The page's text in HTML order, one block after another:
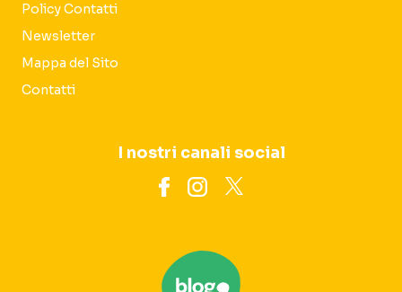
Policy Contatti
Newsletter
Mappa del Sito
Contatti
I nostri canali social